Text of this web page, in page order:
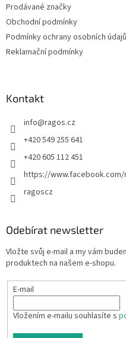
Prodávané značky
Obchodní podmínky
Podmínky ochrany osobních údajů
Reklamační podmínky
Kontakt
info@ragos.cz
+420 549 255 641
+420 605 112 451
https://www.facebook.com/
ragoscz
Odebírat newsletter
Vložte svůj e-mail a my vám
produktech na našem e-shopu.
E-mail
Vložením e-mailu souhlasíte s